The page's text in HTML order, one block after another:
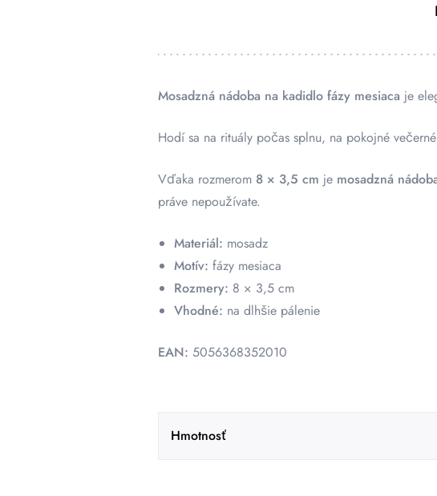
Mosadzná nádoba na kadidlo fázy mesiaca je
Hodí sa na rituály počas splnu, na pokojné
Vďaka rozmerom 8 × 3,5 cm je mosadzná
práve nepoužívate.
Materiál: mosadz
Motív: fázy mesiaca
Rozmery: 8 × 3,5 cm
Vhodné: na dlhšie pálenie
EAN: 5056368352010
Hmotnosť